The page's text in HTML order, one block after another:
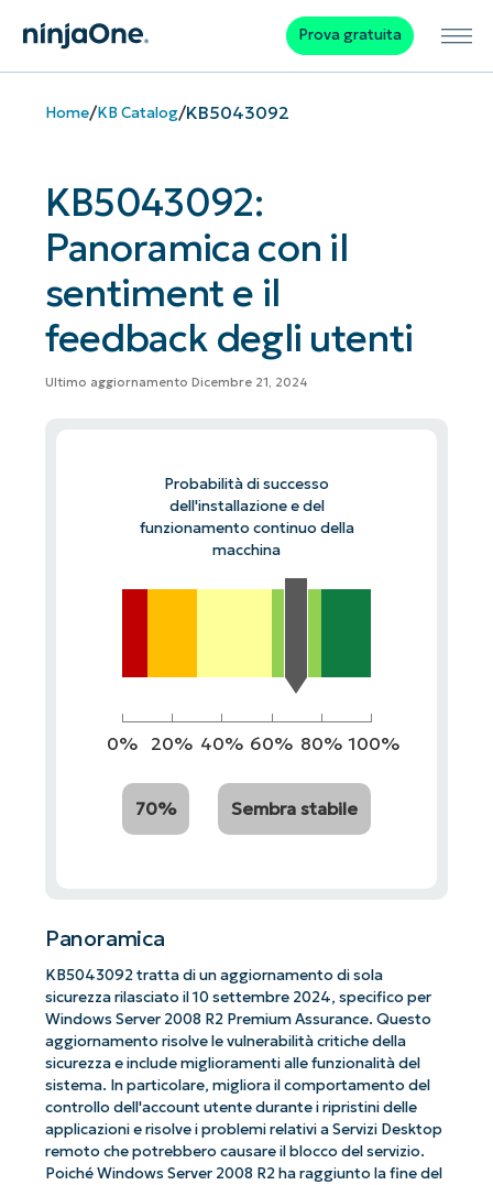
Prova gratuita
Home/KB Catalog/KB5043092
KB5043092:
Panoramica con il
sentiment e il
feedback degli utenti
Ultimo aggiornamento Dicembre 21, 2024
Probabilità di successo
dell'installazione e del
funzionamento continuo della
macchina
0% 20% 40% 60% 80% 100%
70% Sembra stabile
Panoramica
KB5043092 tratta di un aggiornamento di sola
sicurezza rilasciato il 10 settembre 2024, specifico per
Windows Server 2008 R2 Premium Assurance. Questo
aggiornamento risolve le vulnerabilità critiche della
sicurezza e include miglioramenti alle funzionalità del
sistema. In particolare, migliora il comportamento del
controllo dell'account utente durante i ripristini delle
applicazioni e risolve i problemi relativi a Servizi Desktop
remoto che potrebbero causare il blocco del servizio.
Poiché Windows Server 2008 R2 ha raggiunto la fine del